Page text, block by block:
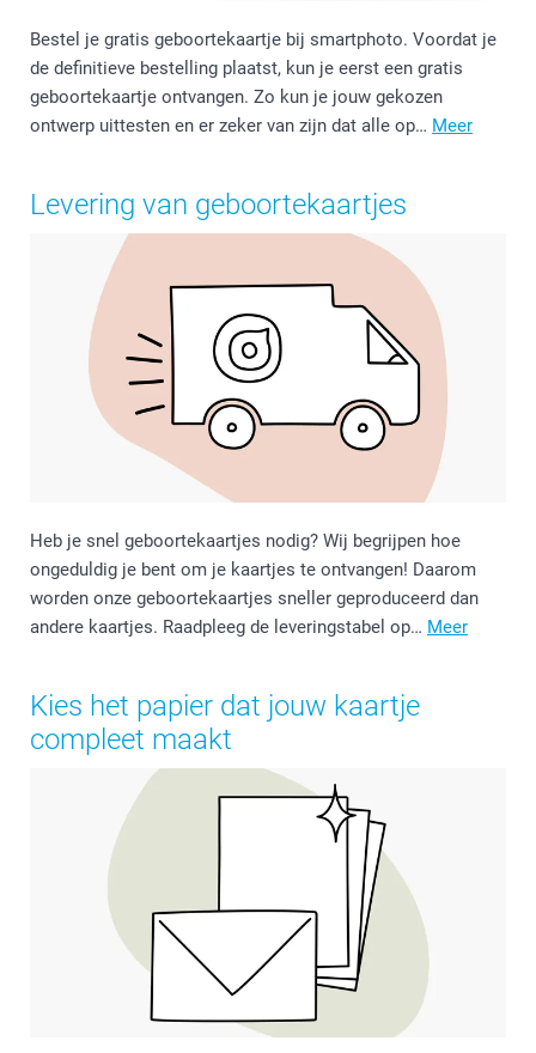
Bestel je gratis geboortekaartje bij smartphoto. Voordat je
de definitieve bestelling plaatst, kun je eerst een gratis
geboortekaartje ontvangen. Zo kun je jouw gekozen
ontwerp uittesten en er zeker van zijn dat alle op… Meer
Levering van geboortekaartjes
Heb je snel geboortekaartjes nodig? Wij begrijpen hoe
ongeduldig je bent om je kaartjes te ontvangen! Daarom
worden onze geboortekaartjes sneller geproduceerd dan
andere kaartjes. Raadpleeg de leveringstabel op… Meer
Kies het papier dat jouw kaartje
compleet maakt